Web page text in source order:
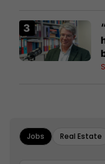
Jobs Real Estate